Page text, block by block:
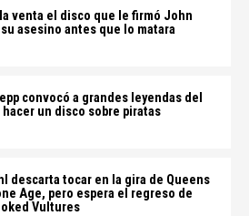
venta el disco que le firmó John
su asesino antes que lo matara
convocó a grandes leyendas del
hacer un disco sobre piratas
descarta tocar en la gira de Queens
Age, pero espera el regreso de
Vultures